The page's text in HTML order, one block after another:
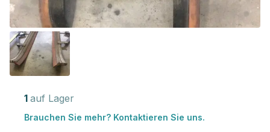
1 auf Lager
Brauchen Sie mehr? Kontaktieren Sie uns.